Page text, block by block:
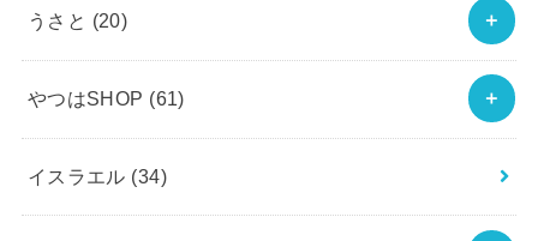
うさと (20)
やつはSHOP (61)
イスラエル (34)